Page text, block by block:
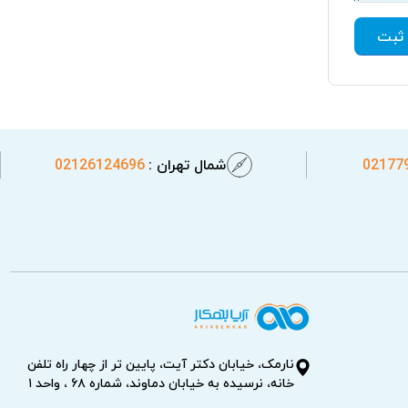
ثبت
شمال تهران :02126124696
نارمک، خیابان دکتر آیت، پایین تر از چهار راه تلفن
خانه، نرسیده به خیابان دماوند، شماره ۶۸ ، واحد ۱